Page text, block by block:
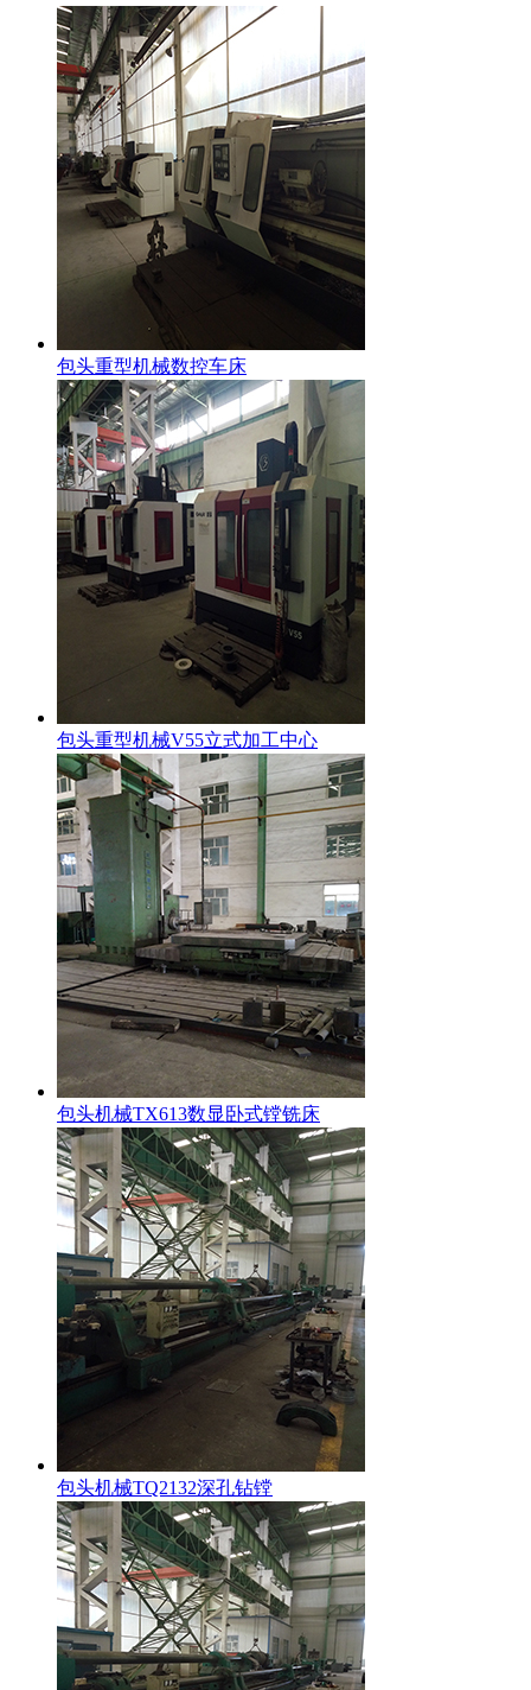
包头重型机械数控车床
包头重型机械V55立式加工中心
包头机械TX613数显卧式镗铣床
包头机械TQ2132深孔钻镗